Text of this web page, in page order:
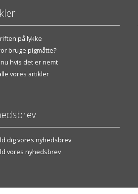
på lykke
bruge pigmåtte?
nu hvis det er nemt
vores artikler
dig vores nyhedsbrev
vores nyhedsbrev